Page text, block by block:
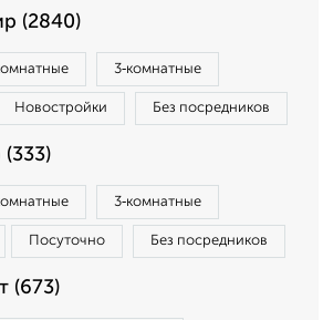
(2840)
3‑комнатные
Новостройки Без посредников
(333)
3‑комнатные
Посуточно Без посредников
(673)